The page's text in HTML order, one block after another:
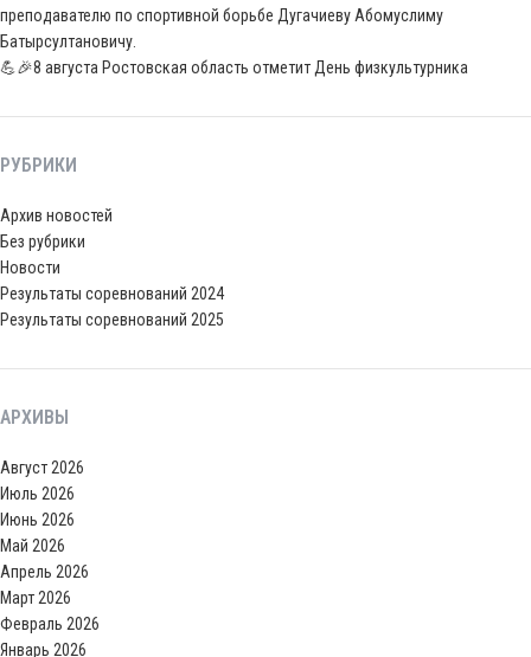
преподавателю по спортивной борьбе Дугачиеву Абомуслиму
Батырсултановичу.
💪🎉8 августа Ростовская область отметит День физкультурника
РУБРИКИ
Архив новостей
Без рубрики
Новости
Результаты соревнований 2024
Результаты соревнований 2025
АРХИВЫ
Август 2026
Июль 2026
Июнь 2026
Май 2026
Апрель 2026
Март 2026
Февраль 2026
Январь 2026